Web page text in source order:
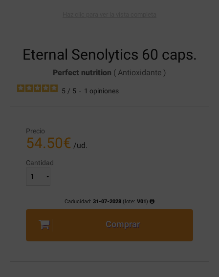
Eternal Senolytics 60 caps.
Perfect nutrition ( Antioxidante )
5 / 5 - 1 opiniones
Precio
54.50€ /ud.
Cantidad
Caducidad: 31-07-2028 (lote: V01)
Comprar